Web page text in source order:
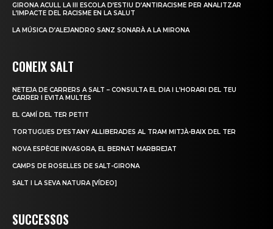
GIRONA ACULL LA III ESCOLA D’ESTIU D’ANTIRACISME PER ANALITZAR
L’IMPACTE DEL RACISME EN LA SALUT
LA MÚSICA D’ALEJANDRO SANZ SONARÀ A LA MIRONA
CONEIX SALT
NETEJA DE CARRERS A SALT – CONSULTA EL DIA I L’HORARI DEL TEU
CARRER I EVITA MULTES
EL CAMÍ DEL TER PETIT
TORTUGUES D’ESTANY ALLIBERADES AL TRAM MITJÀ-BAIX DEL TER
NOVA ESPÈCIE INVASORA, EL BERNAT MARBREJAT
CAMPS DE ROSELLES DE SALT-GIRONA
SALT I LA SEVA NATURA [VÍDEO]
SUCCESSOS